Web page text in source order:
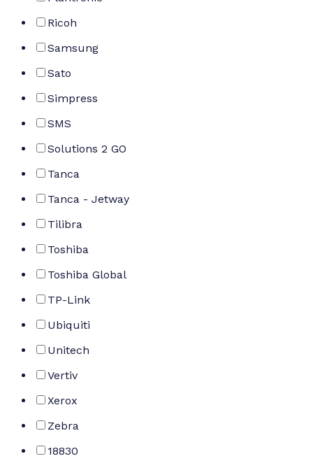
Ricoh
Samsung
Sato
Simpress
SMS
Solutions 2 GO
Tanca
Tanca - Jetway
Tilibra
Toshiba
Toshiba Global
TP-Link
Ubiquiti
Unitech
Vertiv
Xerox
Zebra
18830